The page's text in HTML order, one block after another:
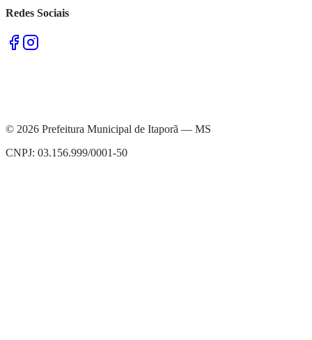
Redes Sociais
© 2026 Prefeitura Municipal de Itaporã — MS
CNPJ: 03.156.999/0001-50